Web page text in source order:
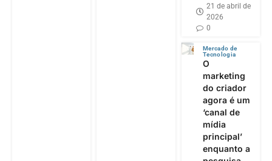
21 de abril de
2026
0
Mercado de
Tecnologia
O
marketing
do criador
agora é um
‘canal de
mídia
principal’
enquanto a